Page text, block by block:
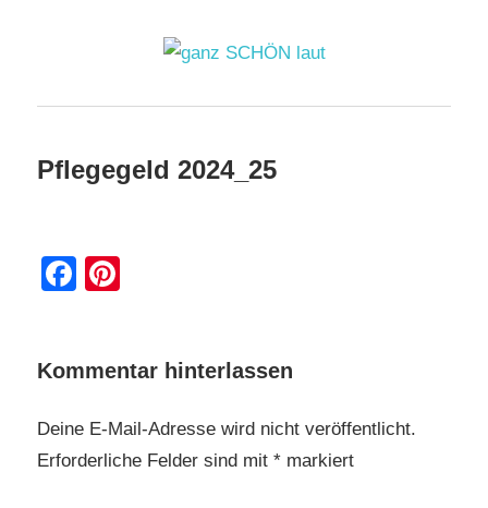
ganz
SCHÖN
26. Mai 2024
Pflegegeld 2024_25
Facebook
Kommentar hinterlassen
Deine E-Mail-Adresse wird nicht veröffentlicht.
Erforderliche Felder sind mit * markiert